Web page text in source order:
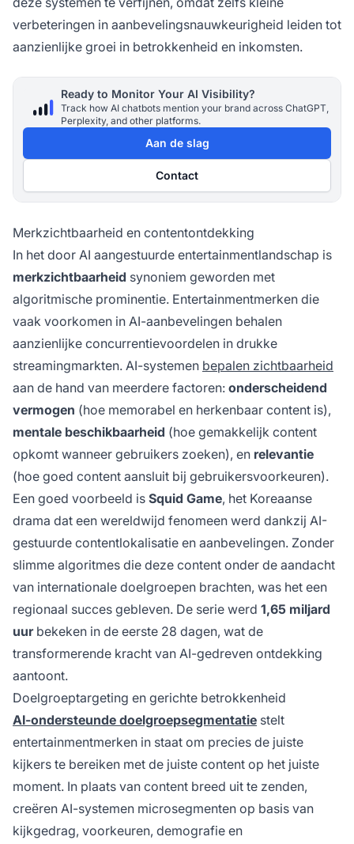
verbeteringen in aanbevelingsnauwkeurigheid leiden tot
aanzienlijke groei in betrokkenheid en inkomsten.
Ready to Monitor Your AI Visibility?
Track how AI chatbots mention your brand across ChatGPT,
Perplexity, and other platforms.
Aan de slag
Contact
Merkzichtbaarheid en contentontdekking
In het door AI aangestuurde entertainmentlandschap is
merkzichtbaarheid synoniem geworden met
algoritmische prominentie. Entertainmentmerken die
vaak voorkomen in AI-aanbevelingen behalen
aanzienlijke concurrentievoordelen in drukke
streamingmarkten. AI-systemen bepalen zichtbaarheid
aan de hand van meerdere factoren: onderscheidend
vermogen (hoe memorabel en herkenbaar content is),
mentale beschikbaarheid (hoe gemakkelijk content
opkomt wanneer gebruikers zoeken), en relevantie
(hoe goed content aansluit bij gebruikersvoorkeuren).
Een goed voorbeeld is Squid Game, het Koreaanse
drama dat een wereldwijd fenomeen werd dankzij AI-
gestuurde contentlokalisatie en aanbevelingen. Zonder
slimme algoritmes die deze content onder de aandacht
van internationale doelgroepen brachten, was het een
regionaal succes gebleven. De serie werd 1,65 miljard
uurbekeken in de eerste 28 dagen, wat de
transformerende kracht van AI-gedreven ontdekking
aantoont.
Doelgroeptargeting en gerichte betrokkenheid
AI-ondersteunde doelgroepsegmentatie stelt
entertainmentmerken in staat om precies de juiste
kijkers te bereiken met de juiste content op het juiste
moment. In plaats van content breed uit te zenden,
creëren AI-systemen microsegmenten op basis van
kijkgedrag, voorkeuren, demografie en